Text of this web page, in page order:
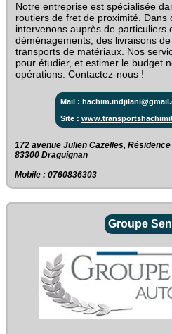
Notre entreprise est spécialisée
routiers de fret de proximité. Dans
intervenons auprès de particuliers
déménagements, des livraisons
transports de matériaux. Nos
pour étudier, et estimer le budget
opérations. Contactez-nous !
Mail :
Site :
172 avenue Julien Cazelles,
83300 Draguignan
Mobile : 0760836303
Groupe